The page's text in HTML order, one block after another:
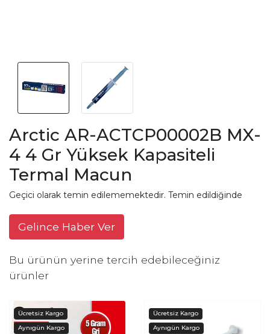
Arctic AR-ACTCP00002B MX-
4 4 Gr Yüksek Kapasiteli
Termal Macun
Geçici olarak temin edilememektedir. Temin edildiğinde
Gelince Haber Ver
Bu ürünün yerine tercih edebileceğiniz
ürünler